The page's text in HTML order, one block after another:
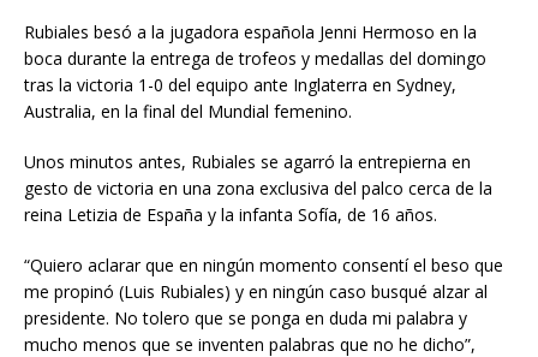
Rubiales besó a la jugadora española Jenni Hermoso en la
boca durante la entrega de trofeos y medallas del domingo
tras la victoria 1-0 del equipo ante Inglaterra en Sydney,
Australia, en la final del Mundial femenino.
Unos minutos antes, Rubiales se agarró la entrepierna en
gesto de victoria en una zona exclusiva del palco cerca de la
reina Letizia de España y la infanta Sofía, de 16 años.
“Quiero aclarar que en ningún momento consentí el beso que
me propinó (Luis Rubiales) y en ningún caso busqué alzar al
presidente. No tolero que se ponga en duda mi palabra y
mucho menos que se inventen palabras que no he dicho”,